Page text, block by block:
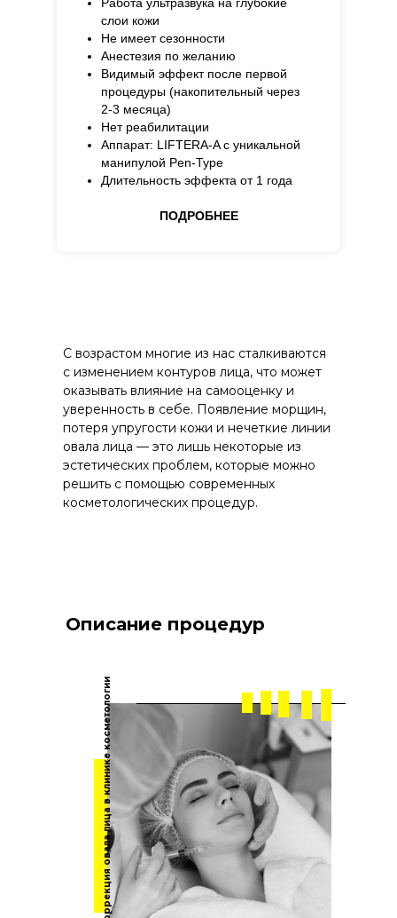
Работа ультразвука на глубокие
слои кожи
Не имеет сезонности
Анестезия по желанию
Видимый эффект после первой
процедуры (накопительный через
2-3 месяца)
Нет реабилитации
Аппарат: LIFTERA-A c уникальной
манипулой Pen-Type
Длительность эффекта от 1 года
ПОДРОБНЕЕ
С возрастом многие из нас сталкиваются
с изменением контуров лица, что может
оказывать влияние на самооценку и
уверенность в себе. Появление морщин,
потеря упругости кожи и нечеткие линии
овала лица — это лишь некоторые из
эстетических проблем, которые можно
решить с помощью современных
косметологических процедур.
Описание процедур
Коррекция овала лица в клинике косметологии